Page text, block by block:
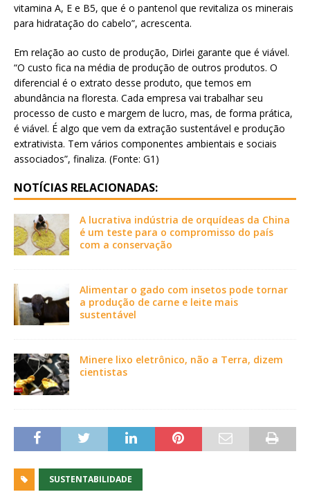
vitamina A, E e B5, que é o pantenol que revitaliza os minerais
para hidratação do cabelo”, acrescenta.
Em relação ao custo de produção, Dirlei garante que é viável.
“O custo fica na média de produção de outros produtos. O
diferencial é o extrato desse produto, que temos em
abundância na floresta. Cada empresa vai trabalhar seu
processo de custo e margem de lucro, mas, de forma prática,
é viável. É algo que vem da extração sustentável e produção
extrativista. Tem vários componentes ambientais e sociais
associados”, finaliza. (Fonte: G1)
NOTÍCIAS RELACIONADAS:
A lucrativa indústria de orquídeas da China
é um teste para o compromisso do país
com a conservação
Alimentar o gado com insetos pode tornar
a produção de carne e leite mais
sustentável
Minere lixo eletrônico, não a Terra, dizem
cientistas
SUSTENTABILIDADE